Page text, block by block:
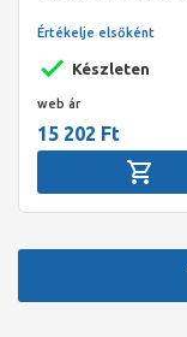
kürtőfedél
Készleten
Értékelje elsőként
web ár
15 202 Ft